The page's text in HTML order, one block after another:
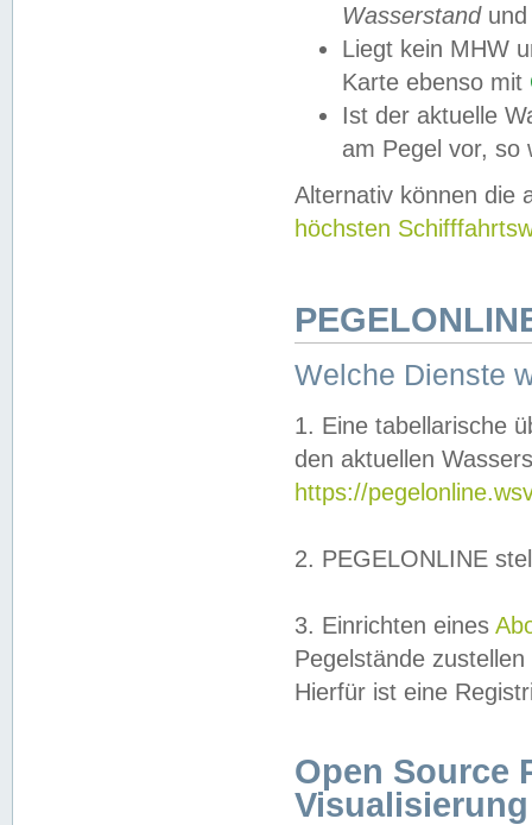
Wasserstandund
Liegt kein MHW
Karte ebenso mit
Ist der aktuelle
am Pegel vor,
Alternativ können die
höchsten
Welche Dienste
1. Eine tabellarische
den aktuellen
https://
2. PEGELONLINE
3. Einrichten eines
Pegelstände
Hierfür ist eine
Open Source
Visualisierung